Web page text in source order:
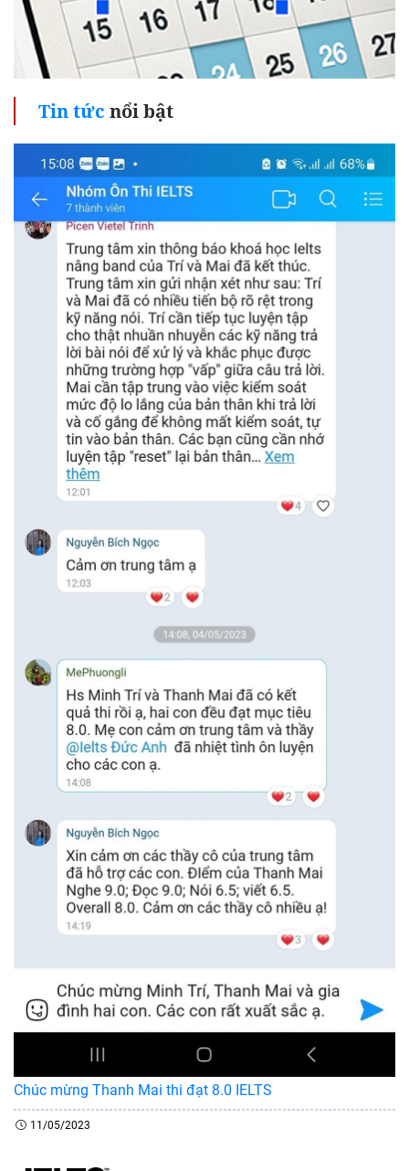
Tin tức nổi bật
Chúc mừng Thanh Mai thi đạt 8.0 IELTS
11/05/2023